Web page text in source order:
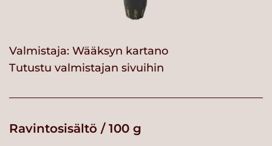
Valmistaja: Wääksyn kartano
Tutustu valmistajan sivuihin
Ravintosisältö / 100 g